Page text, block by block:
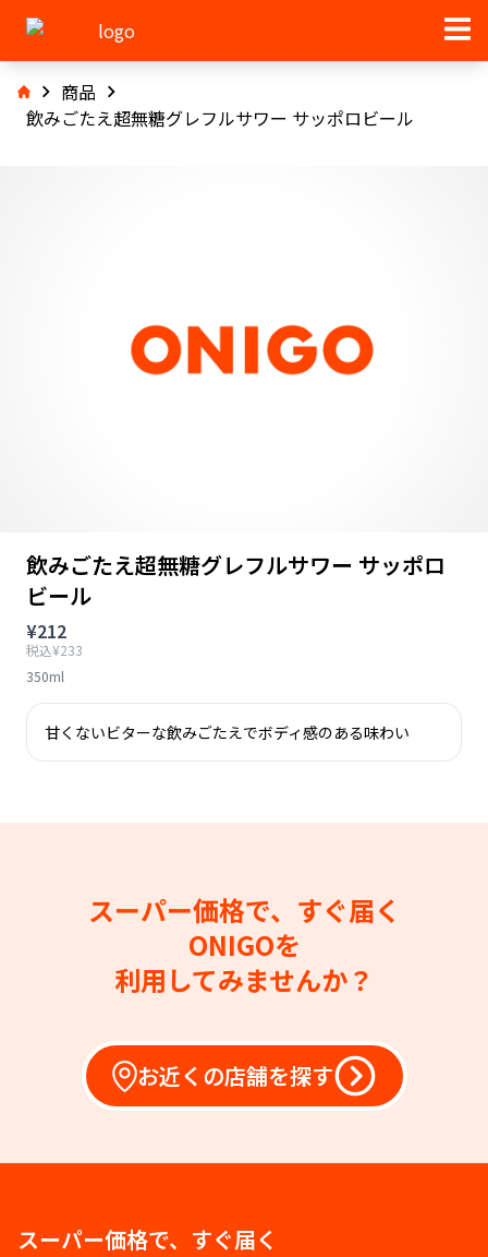
商品
飲みごたえ超無糖グレフルサワー サッポロビール
飲みごたえ超無糖グレフルサワー サッポロ
ビール
¥212
税込¥233
350ml
甘くないビターな飲みごたえでボディ感のある味わい
スーパー価格で、すぐ届く
ONIGOを
利用してみませんか？
お近くの店舗を探す
スーパー価格で、すぐ届く